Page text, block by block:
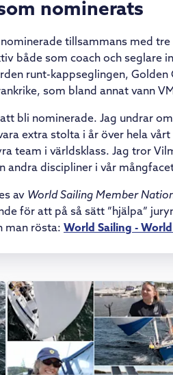
nominerats
tillsammans med
både som coach och seglare
runt-kappseglingen,
som bland annat vann
bli nominerade. Jag undrar
extra stolta i år över hela
team i världsklass. Jag tror
andra discipliner i vår
av World Sailing Member
för att på så sätt ”hjälpa”
man rösta: World Sailing -